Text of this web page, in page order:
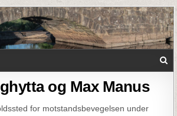
og Max Manus
for motstandsbevegelsen under